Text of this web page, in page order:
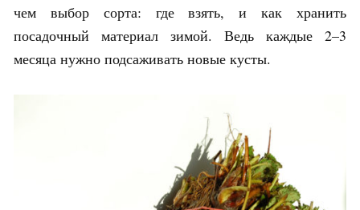
чем выбор сорта: где взять, и как хранить
посадочный материал зимой. Ведь каждые 2–3
месяца нужно подсаживать новые кусты.